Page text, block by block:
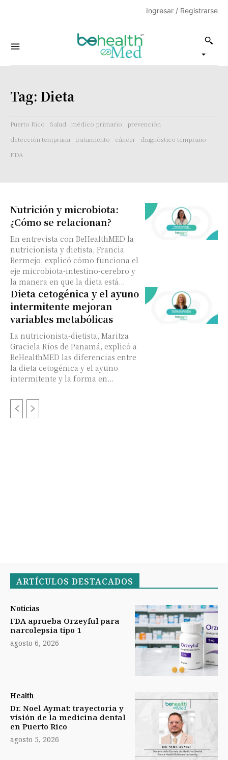
Ingresar / Registrarse
Tag: Dieta
Puerto Rico Salud médico primario
prevención
detección temprana
tratamiento cáncer
diagnóstico temprano
FDA
Nutrición y microbiota:
¿Cómo se relacionan?
En entrevista con BeHealthMED la
nutricionista y dietista, Francia
Bermejo, explicó cómo funciona el
eje microbiota-intestino-cerebro y
la manera en que la dieta está...
Dieta cetogénica y el ayuno
intermitente mejoran
variables metabólicas
La nutricionista-dietista, Maritza
Graciela Ríos de Panamá, explicó a
BeHealthMED las diferencias entre
la dieta cetogénica y el ayuno
intermitente y la forma en...
ARTÍCULOS DESTACADOS
Noticias
FDA aprueba Orzeyful para
narcolepsia tipo 1
agosto 6, 2026
Health
Dr. Noel Aymat: trayectoria y
visión de la medicina dental
en Puerto Rico
agosto 5, 2026